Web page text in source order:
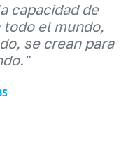
capacidad de
el mundo,
se crean para